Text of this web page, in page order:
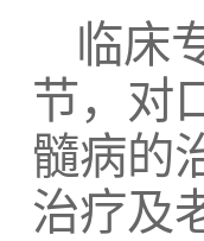
临床
节，对
髓病的
治疗及